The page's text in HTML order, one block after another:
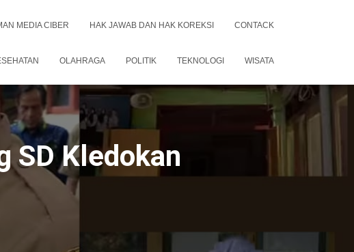
MEDIA CIBER HAK JAWAB DAN HAK KOREKSI CONTACK
OLAHRAGA POLITIK TEKNOLOGI WISATA
SD Kledokan